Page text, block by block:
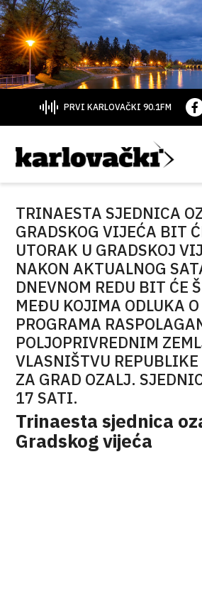
PRVI KARLOVAČKI 90.1FM
TRINAESTA SJEDNICA
GRADSKOG VIJEĆA BIT
UTORAK U GRADSKOJ
NAKON AKTUALNOG
DNEVNOM REDU BIT ĆE
MEĐU KOJIMA ODLUKA
PROGRAMA
POLJOPRIVREDNIM
VLASNIŠTVU REPUBLIKE
ZA GRAD OZALJ.
17 SATI.
Trinaesta sjednica
Gradskog vijeća